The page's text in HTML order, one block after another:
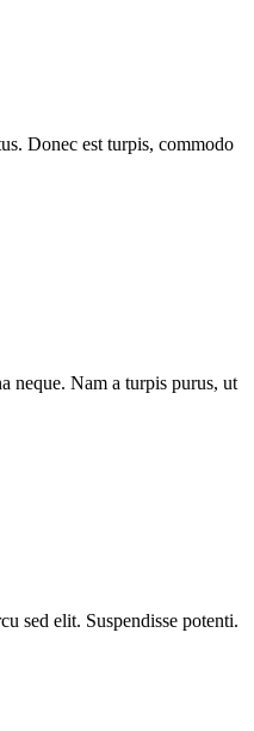
Donec est turpis, commodo
neque. Nam a turpis purus, ut
sed elit. Suspendisse potenti.